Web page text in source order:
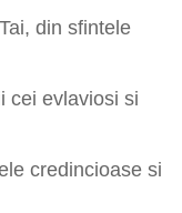
din sfintele
cei evlaviosi si
credincioase si